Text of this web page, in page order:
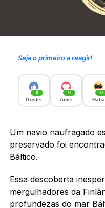
Seja o primeiro a reagir!
0
Gostei
0
Amei
0
Haha
Um navio naufragado
preservado foi
Báltico.
Essa descoberta
mergulhadores da
profundezas do mar